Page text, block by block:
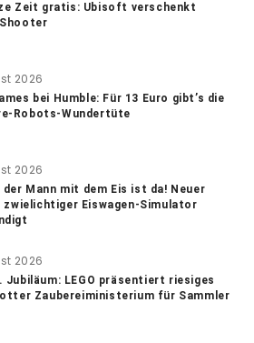
Zeit gratis: Ubisoft verschenkt
2026
bei Humble: Für 13 Euro gibt’s die
Robots-Wundertüte
2026
Mann mit dem Eis ist da! Neuer
zwielichtiger Eiswagen-Simulator
2026
Jubiläum: LEGO präsentiert riesiges
Zaubereiministerium für Sammler